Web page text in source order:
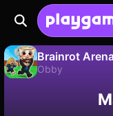
Brainrot
Obby
Simpan